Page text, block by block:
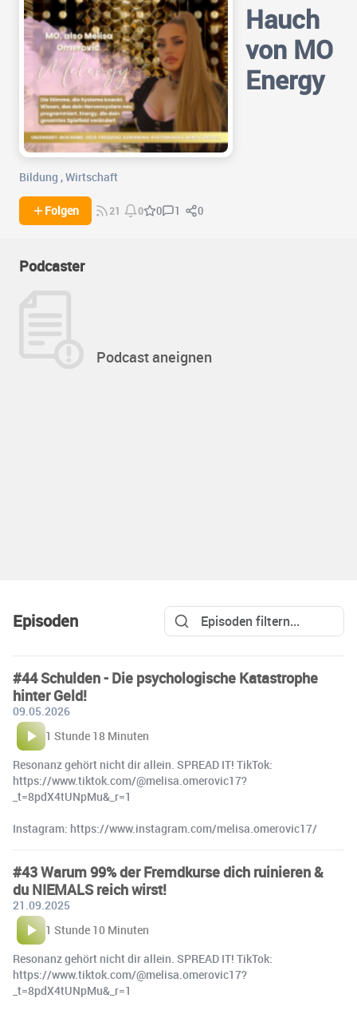
Hauch
von MO
Energy
Bildung ,Wirtschaft
Folgen 21 0 0 1 0
Podcaster
Podcast aneignen
Episoden
#44 Schulden - Die psychologische Katastrophe
hinter Geld!
09.05.2026
1 Stunde 18 Minuten
Resonanz gehört nicht dir allein. SPREAD IT! TikTok:
https://www.tiktok.com/@melisa.omerovic17?
_t=8pdX4tUNpMu&_r=1
Instagram: https://www.instagram.com/melisa.omerovic17/
#43 Warum 99% der Fremdkurse dich ruinieren &
du NIEMALS reich wirst!
21.09.2025
1 Stunde 10 Minuten
Resonanz gehört nicht dir allein. SPREAD IT! TikTok:
https://www.tiktok.com/@melisa.omerovic17?
_t=8pdX4tUNpMu&_r=1